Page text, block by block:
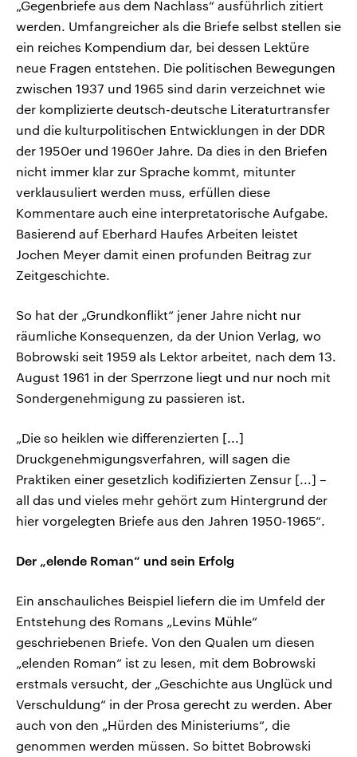
„Gegenbriefe aus dem Nachlass“ ausführlich zitiert
werden. Umfangreicher als die Briefe selbst stellen sie
ein reiches Kompendium dar, bei dessen Lektüre
neue Fragen entstehen. Die politischen Bewegungen
zwischen 1937 und 1965 sind darin verzeichnet wie
der komplizierte deutsch-deutsche Literaturtransfer
und die kulturpolitischen Entwicklungen in der DDR
der 1950er und 1960er Jahre. Da dies in den Briefen
nicht immer klar zur Sprache kommt, mitunter
verklausuliert werden muss, erfüllen diese
Kommentare auch eine interpretatorische Aufgabe.
Basierend auf Eberhard Haufes Arbeiten leistet
Jochen Meyer damit einen profunden Beitrag zur
Zeitgeschichte.
So hat der „Grundkonflikt“ jener Jahre nicht nur
räumliche Konsequenzen, da der Union Verlag, wo
Bobrowski seit 1959 als Lektor arbeitet, nach dem 13.
August 1961 in der Sperrzone liegt und nur noch mit
Sondergenehmigung zu passieren ist.
„Die so heiklen wie differenzierten [...]
Druckgenehmigungsverfahren, will sagen die
Praktiken einer gesetzlich kodifizierten Zensur [...] –
all das und vieles mehr gehört zum Hintergrund der
hier vorgelegten Briefe aus den Jahren 1950-1965“.
Der „elende Roman“ und sein Erfolg
Ein anschauliches Beispiel liefern die im Umfeld der
Entstehung des Romans „Levins Mühle“
geschriebenen Briefe. Von den Qualen um diesen
„elenden Roman“ ist zu lesen, mit dem Bobrowski
erstmals versucht, der „Geschichte aus Unglück und
Verschuldung“ in der Prosa gerecht zu werden. Aber
auch von den „Hürden des Ministeriums“, die
genommen werden müssen. So bittet Bobrowski